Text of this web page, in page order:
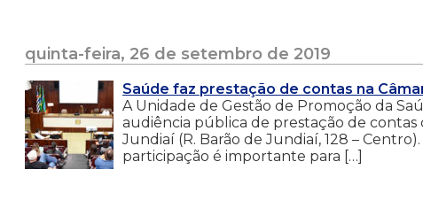
quinta-feira, 26 de setembro de 2019
Saúde faz prestação de contas na
A Unidade de Gestão de Promoção da
audiência pública de prestação de contas
Jundiaí (R. Barão de Jundiaí, 128 –
participação é importante para […]